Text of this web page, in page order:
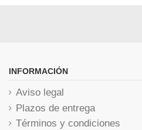
INFORMACIÓN
Aviso legal
Plazos de entrega
Términos y condiciones